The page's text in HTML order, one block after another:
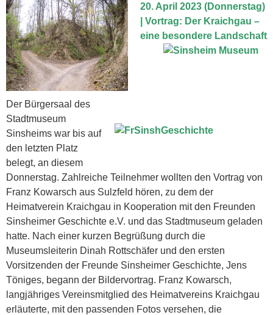
20. April 2023 (Donnerstag)
| Vortrag: Der Kraichgau –
eine besondere Landschaft
Der Bürgersaal des
Stadtmuseum
Sinsheims war bis auf
den letzten Platz
belegt, an diesem
Donnerstag. Zahlreiche Teilnehmer wollten den Vortrag von
Franz Kowarsch aus Sulzfeld hören, zu dem der
Heimatverein Kraichgau in Kooperation mit den Freunden
Sinsheimer Geschichte e.V. und das Stadtmuseum geladen
hatte. Nach einer kurzen Begrüßung durch die
Museumsleiterin Dinah Rottschäfer und den ersten
Vorsitzenden der Freunde Sinsheimer Geschichte, Jens
Töniges, begann der Bildervortrag. Franz Kowarsch,
langjähriges Vereinsmitglied des Heimatvereins Kraichgau
erläuterte, mit den passenden Fotos versehen, die